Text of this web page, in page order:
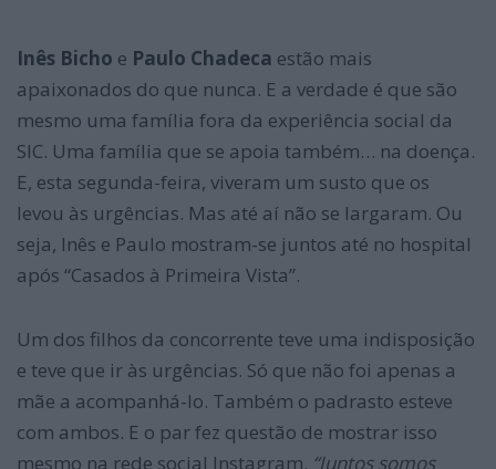
Inês Bicho e Paulo Chadeca estão mais
apaixonados do que nunca. E a verdade é que são
mesmo uma família fora da experiência social da
SIC. Uma família que se apoia também… na doença.
E, esta segunda-feira, viveram um susto que os
levou às urgências. Mas até aí não se largaram. Ou
seja, Inês e Paulo mostram-se juntos até no hospital
após “Casados à Primeira Vista”.
Um dos filhos da concorrente teve uma indisposição
e teve que ir às urgências. Só que não foi apenas a
mãe a acompanhá-lo. Também o padrasto esteve
com ambos. E o par fez questão de mostrar isso
mesmo na rede social Instagram. “Juntos somos